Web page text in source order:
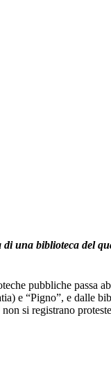
una biblioteca del
pubbliche passa
e “Pigno”, e dalle
si registrano